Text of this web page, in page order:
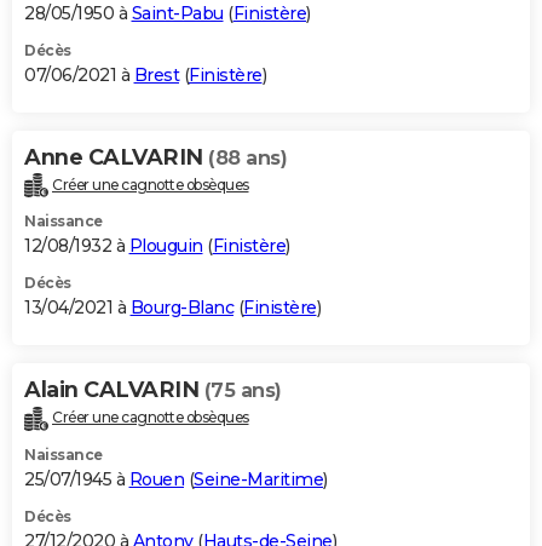
28/05/1950 à Saint-Pabu (Finistère)
Décès
07/06/2021 à Brest(Finistère)
Anne CALVARIN (88 ans)
Créer une cagnotte obsèques
Naissance
12/08/1932 à Plouguin (Finistère)
Décès
13/04/2021 à Bourg-Blanc(Finistère)
Alain CALVARIN (75 ans)
Créer une cagnotte obsèques
Naissance
25/07/1945 à Rouen (Seine-Maritime)
Décès
27/12/2020 à Antony(Hauts-de-Seine)